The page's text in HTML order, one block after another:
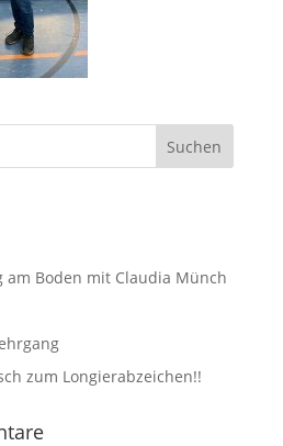
am Boden mit Claudia Münch
zum Longierabzeichen!!